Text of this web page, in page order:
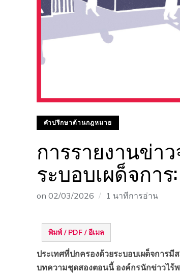
คำปรึกษาด้านกฎหมาย
การรายงานข่า
ระบอบเผด็จกา
on 02/03/2026 1 นาทีการอ่าน
พิมพ์ / PDF / อีเมล
ประเทศที่ปกครองด้วยระบอบเผด็จการ
บทความชุดสองตอนนี้ องค์กรนักข่าวไร้